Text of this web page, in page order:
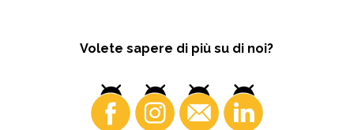
Volete sapere di più su di noi?